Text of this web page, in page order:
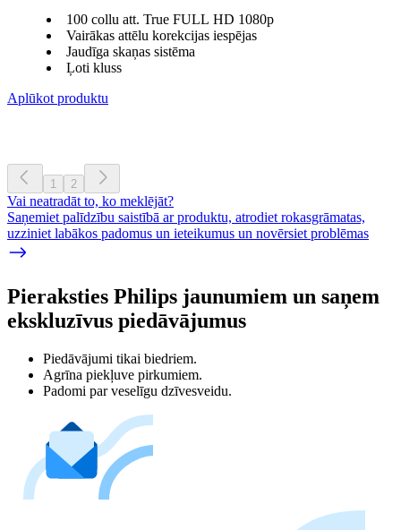
100 collu att. True FULL HD 1080p
Vairākas attēlu korekcijas iespējas
Jaudīga skaņas sistēma
Ļoti kluss
Aplūkot produktu
1 2
Vai neatradāt to, ko meklējāt?
Saņemiet palīdzību saistībā ar produktu, atrodiet rokasgrāmatas,
uzziniet labākos padomus un ieteikumus un novērsiet problēmas
Pieraksties Philips jaunumiem un saņem
ekskluzīvus piedāvājumus
Piedāvājumi tikai biedriem.
Agrīna piekļuve pirkumiem.
Padomi par veselīgu dzīvesveidu.